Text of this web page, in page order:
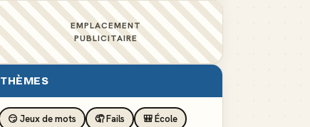
EMPLACEMENT
PUBLICITAIRE
THÈMES
😏 Jeux de mots 🤦 Fails
🎒 École